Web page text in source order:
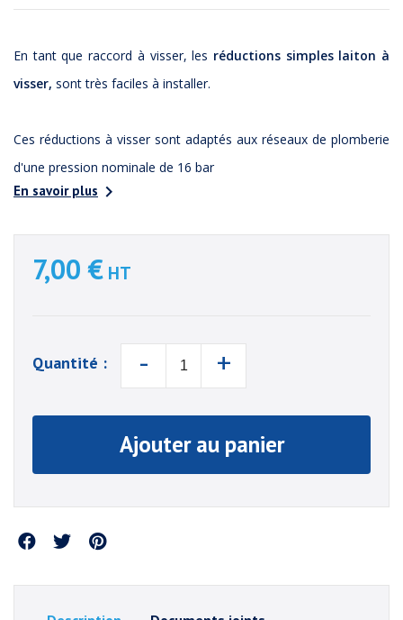
En tant que raccord à visser, les réductions simples laiton à
visser, sont très faciles à installer.
Ces réductions à visser sont adaptés aux réseaux de plomberie
d'une pression nominale de 16 bar
En savoir plus 
7,00 € HT
Quantité : - +
Ajouter au panier
Partager